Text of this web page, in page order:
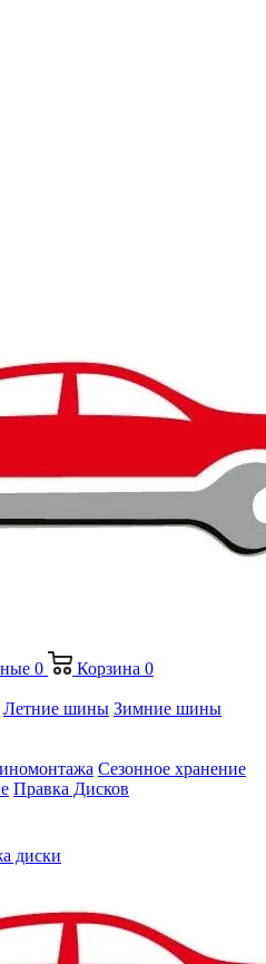
0 Корзина 0
Летние шины Зимние шины
Сезонное хранение
Правка Дисков
диски